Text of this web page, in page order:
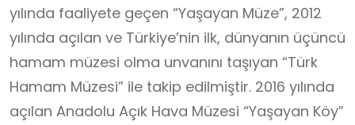
yılında faaliyete geçen “Yaşayan Müze”, 2012
yılında açılan ve Türkiye’nin ilk, dünyanın üçüncü
hamam müzesi olma unvanını taşıyan “Türk
Hamam Müzesi” ile takip edilmiştir. 2016 yılında
açılan Anadolu Açık Hava Müzesi “Yaşayan Köy”